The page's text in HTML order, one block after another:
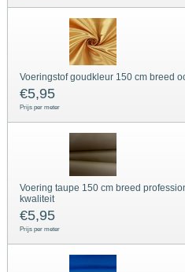
Voeringstof goudkleur 150 cm breed
€5,95
Prijs per meter
Voering taupe 150 cm breed
kwaliteit
€5,95
Prijs per meter